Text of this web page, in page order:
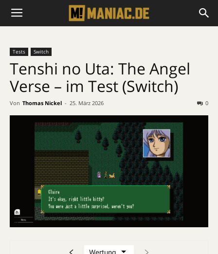
Tests Switch
Tenshi no Uta: The Angel
Verse – im Test (Switch)
Von Thomas Nickel - 25. März 2026 0